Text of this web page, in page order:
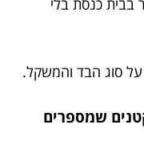
בבית כנסת בלי
על סוג הבד והמשקל.
– 5 פרטים קטנים שמספרים